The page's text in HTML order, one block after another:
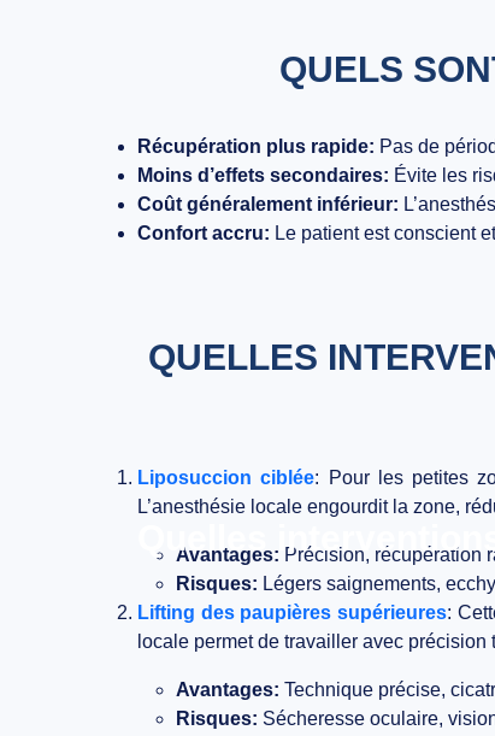
Quelles
QUELS
Récupération plus rapide: Pas de
Moins d’effets secondaires: Évite les
Coût généralement inférieur:
Confort accru: Le patient est conscient
QUELLES
Liposuccion ciblée: Pour les petites
L’anesthésie locale engourdit la zone,
Avantages: Précision, récupération
Risques: Légers saignements,
Lifting des paupières supérieures:
locale permet de travailler avec précision
Avantages: Technique précise,
Risques: Sécheresse oculaire,